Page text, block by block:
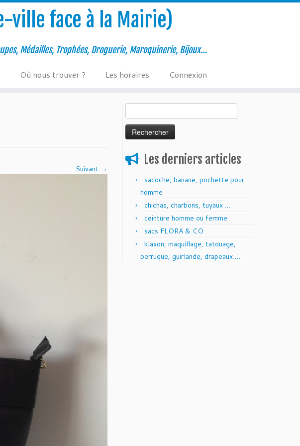
ville face à la Mairie)
Médailles, Trophées, Droguerie, Maroquinerie, Bijoux…
Où nous trouver ? Les horaires Connexion
Suivant →
Les derniers articles
sacoche, banane, pochette pour
homme
chichas, charbons, tuyaux …
ceinture homme ou femme
sacs FLORA & CO
klaxon, maquillage, tatouage,
perruque, guirlande, drapeaux …